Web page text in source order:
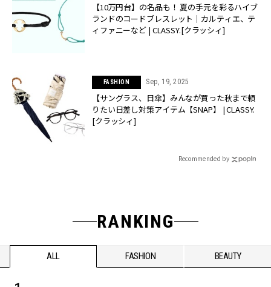
【10万円台】の名品も！ 夏の手元を彩るハイブ
ランドのコードブレスレット｜カルティエ、テ
ィファニーなど | CLASSY.[クラッシィ]
FASHION Sep, 19, 2025
【サングラス、日傘】みんなが買った秋まで頼
りたい日差し対策アイテム【SNAP】 | CLASSY.
[クラッシィ]
Recommended by
RANKING
ALL FASHION BEAUTY